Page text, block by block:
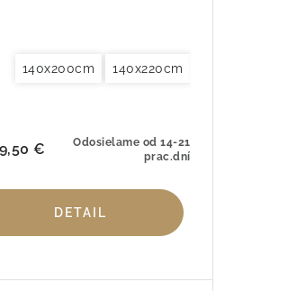
Obliečky na vankúše 40x60cm
260x240cm Obliečky na vankúše
200x200cm 200x220cm
140x200cm 140x220cm
Odosielame od 14-21
prac.dní
€
DETAIL